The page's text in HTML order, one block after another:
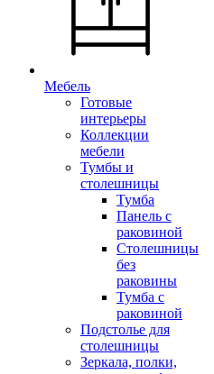
Мебель
Готовые
интерьеры
Коллекции
мебели
Тумбы и
столешницы
Тумба
Панель с
раковиной
Столешницы
без
раковины
Тумба с
раковиной
Подстолье для
столешницы
Зеркала, полки,